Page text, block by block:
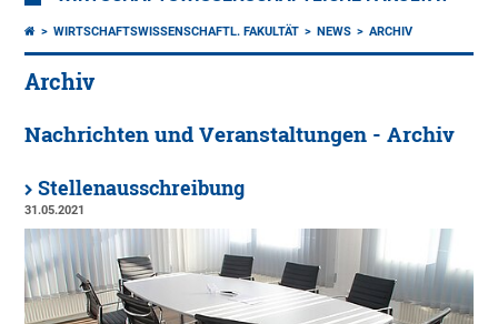
WIRTSCHAFTSWISSENSCHAFTL. FAKULTÄT NEWS ARCHIV
Archiv
Nachrichten und Veranstaltungen - Archiv
Stellenausschreibung
31.05.2021